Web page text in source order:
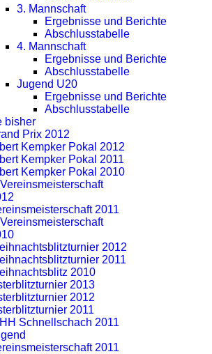
3. Mannschaft
Ergebnisse und Berichte
Abschlusstabelle
4. Mannschaft
Ergebnisse und Berichte
Abschlusstabelle
Jugend U20
Ergebnisse und Berichte
Abschlusstabelle
bisher
Prix 2012
Kempker Pokal 2012
Kempker Pokal 2011
Kempker Pokal 2010
Vereinsmeisterschaft
2011
Vereinsmeisterschaft
2012
2011
2010
2013
2012
2011
Schnellschach 2011
2011